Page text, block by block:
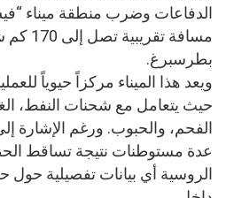
الدفاعات وضرب منطقة ميناء
مسافة
بطرسبرغ.
ويعد هذا الميناء مركزاً حيوياً
حيث يتعامل مع شحنات النفط،
الفحم، والحبوب. ورغم الإشارة
عدة مستوطنات نتيجة تساقط
الروسية أي بيانات تفصيلية حول